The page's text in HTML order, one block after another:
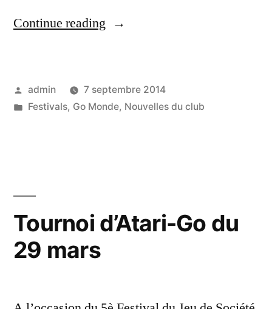
Continue reading « Portes
« Learn
Go
Posted
by
admin
7 septembre 2014
Posted
Festivals, Go Monde, Nouvelles du club
Tournoi d’Atari-Go du
29 mars